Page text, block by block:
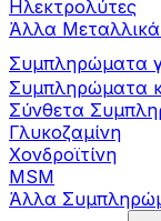
Ηλεκτρολύτες
Άλλα Mεταλλικά
Συμπληρώματα
Συμπληρώματα
Σύνθετα
Γλυκοζαμίνη
Χονδροϊτίνη
MSM
Άλλα